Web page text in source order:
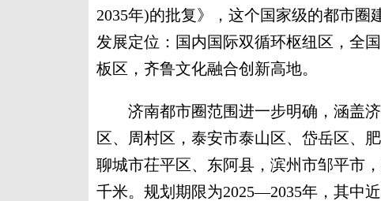
2035年)的批复》，这个国家级的都市
发展定位：国内国际双循环枢纽区，全
板区，齐鲁文化融合创新高地。
济南都市圈范围进一步明确，涵盖济
区、周村区，泰安市泰山区、岱岳区、
聊城市茌平区、东阿县，滨州市邹平市
千米。规划期限为2025—2035年，其中近